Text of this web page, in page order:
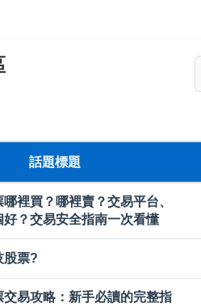
話題標題
裡買？哪裡賣？交易平台、
好？交易安全指南一次看懂
股票?
交易攻略：新手必讀的完整指